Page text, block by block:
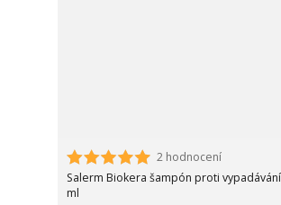
2 hodnocení
Salerm Biokera šampón proti
ml